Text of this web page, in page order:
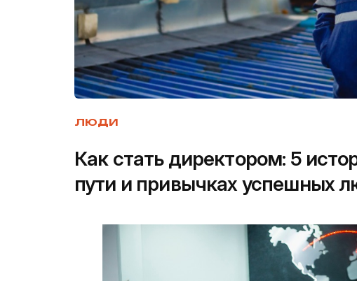
ЛЮДИ
Как стать директором: 5
пути и привычках успешных